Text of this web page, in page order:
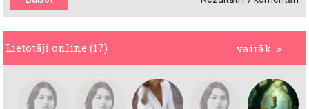
vairāk >
Lietotāji online (17)